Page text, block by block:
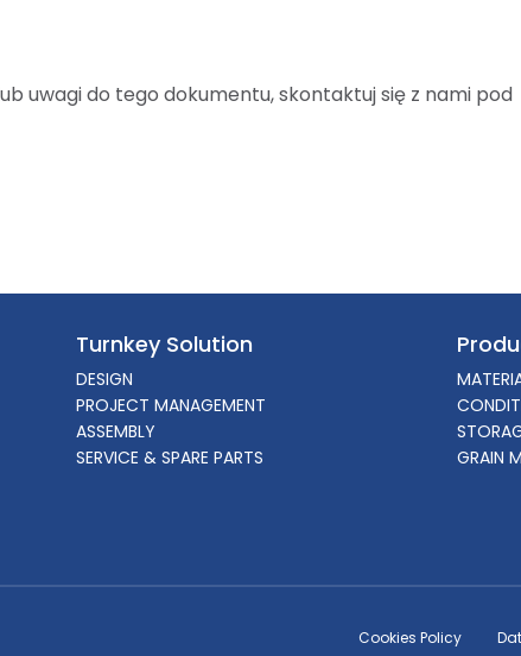
uwagi do tego dokumentu, skontaktuj się z nami pod
Turnkey Solution
DESIGN
PROJECT MANAGEMENT
ASSEMBLY
SERVICE & SPARE PARTS
GRAIN
Cookies Policy